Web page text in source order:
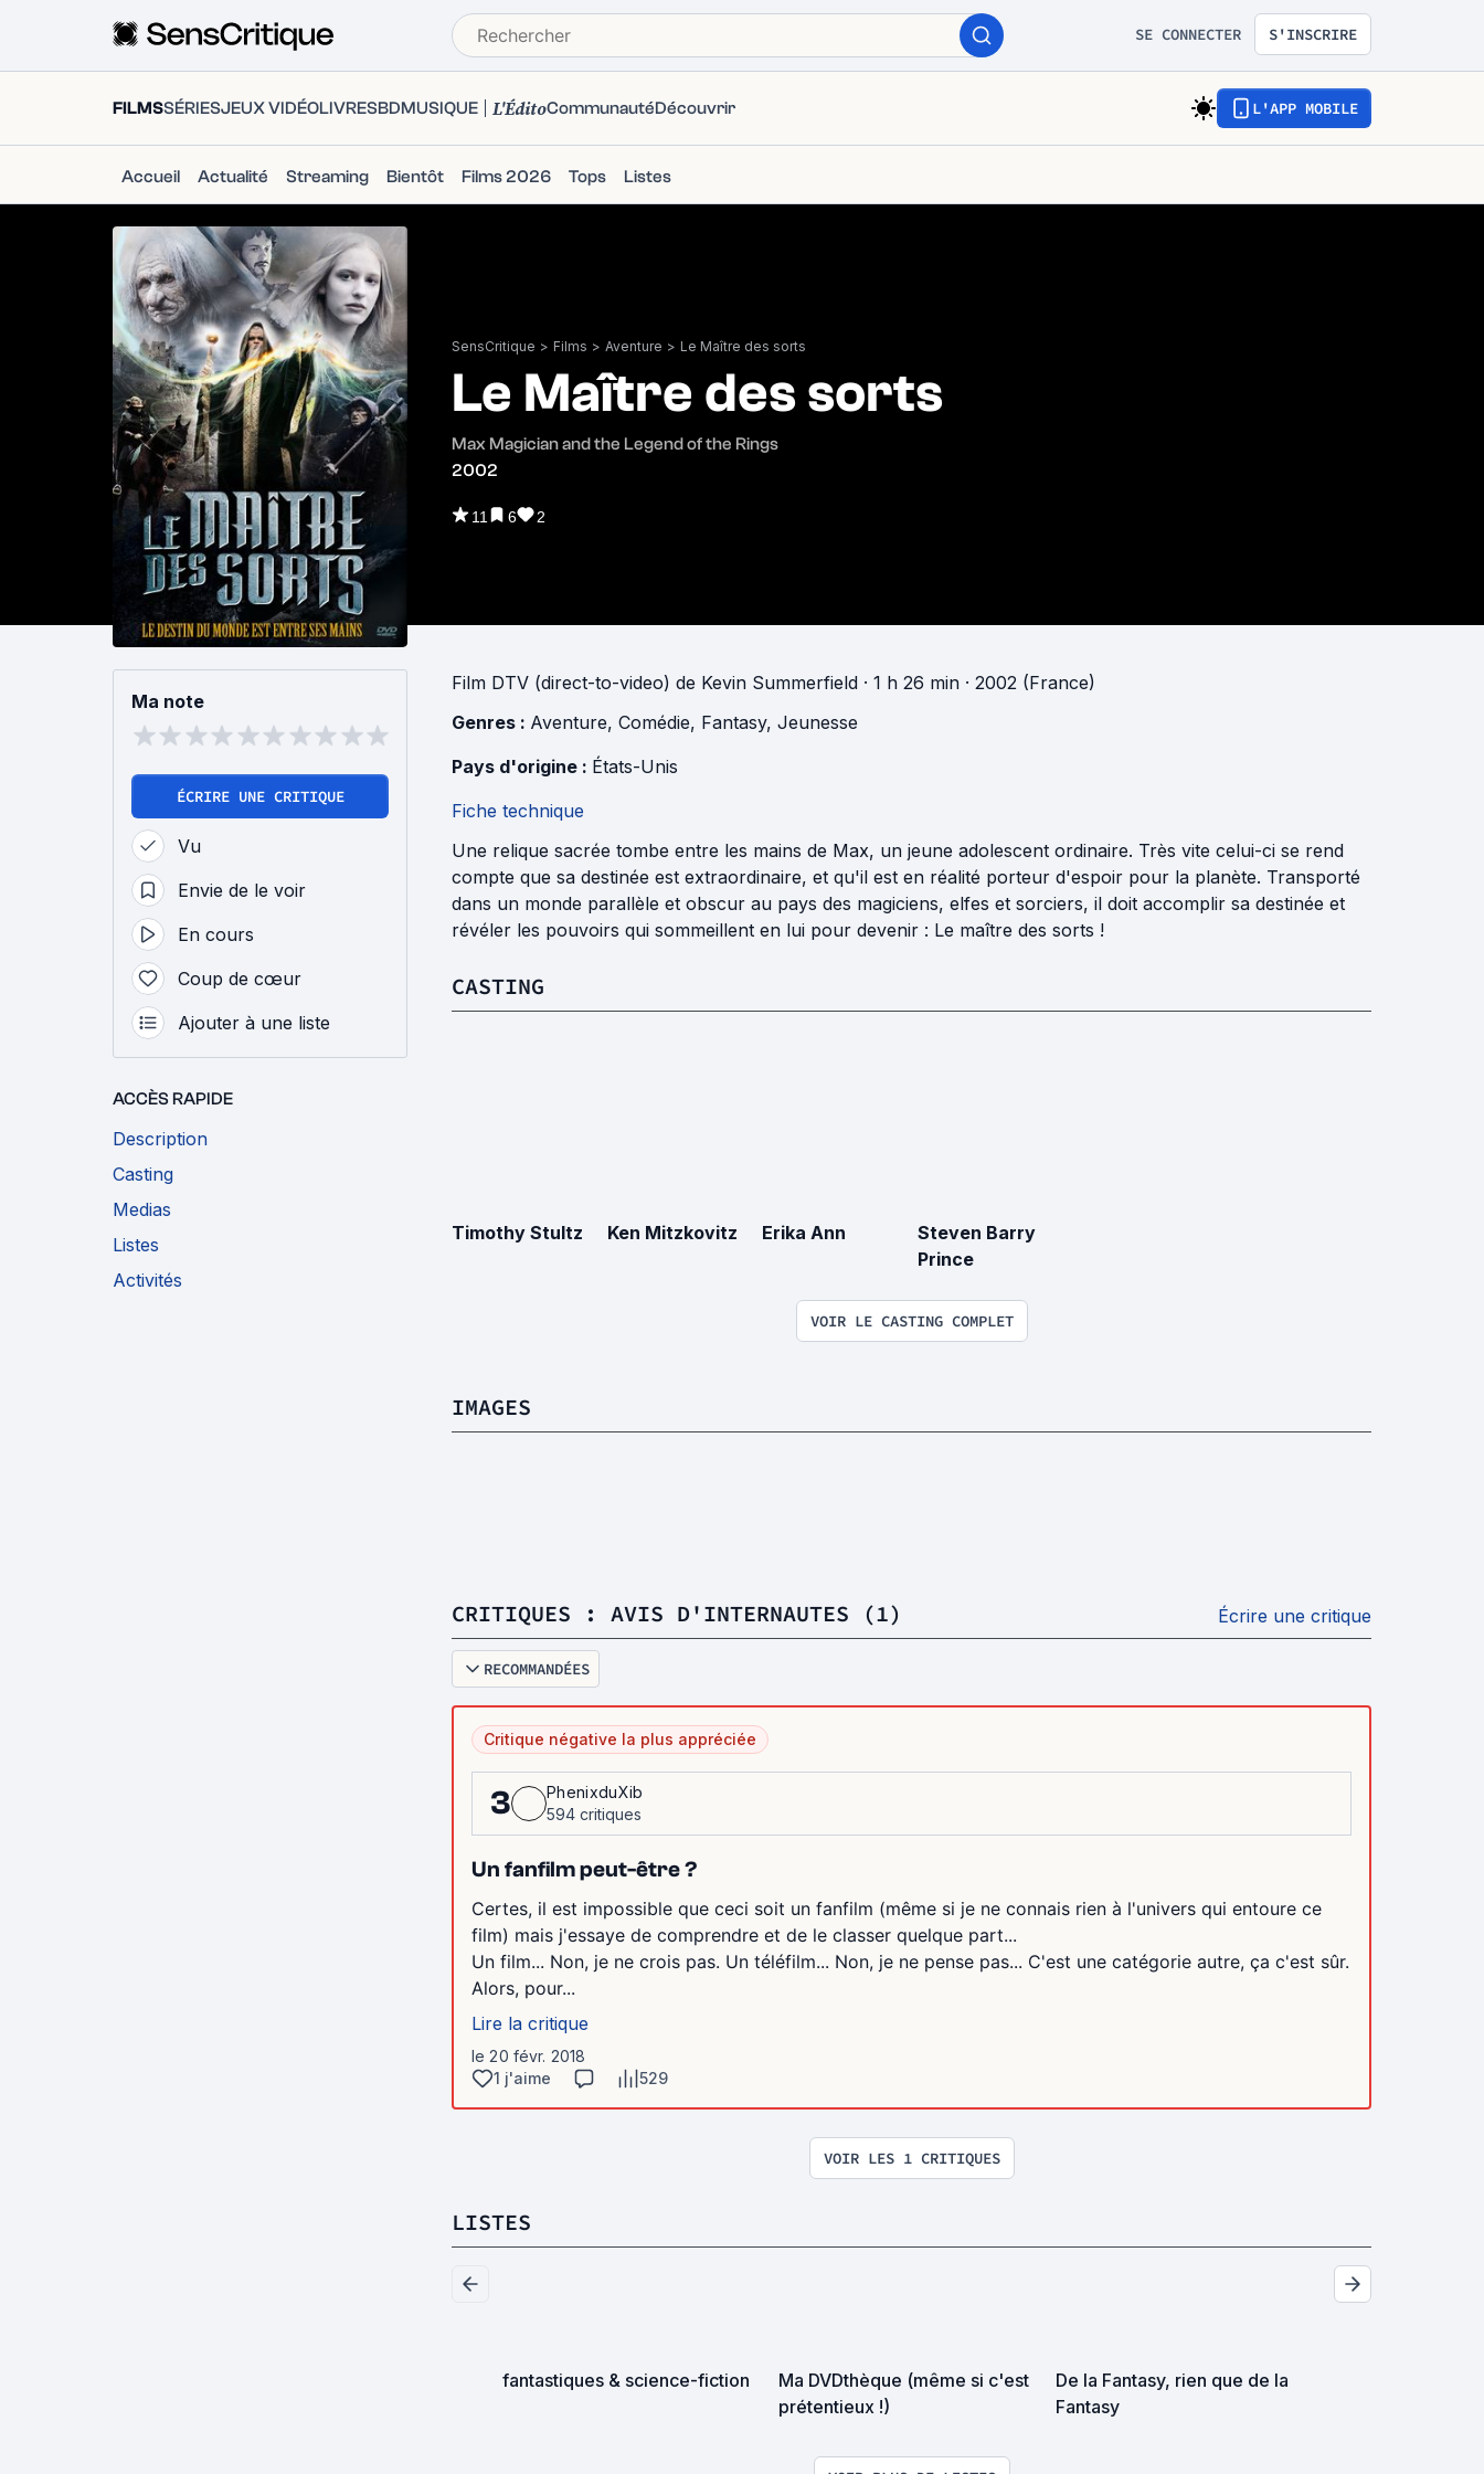
SE CONNECTER S'INSCRIRE
FILMSSÉRIESJEUX VIDÉOLIVRESBDMUSIQUE L'ÉditoCommunautéDécouvrir L'APP MOBILE
Accueil Actualité Streaming Bientôt Films 2026 Tops Listes
SensCritique > Films > Aventure > Le Maître des sorts
Le Maître des sorts
Max Magician and the Legend of the Rings
2002
11 6 2
Ma note
ÉCRIRE UNE CRITIQUE
Vu
Envie de le voir
En cours
Coup de cœur
Ajouter à une liste
ACCÈS RAPIDE
Description
Casting
Medias
Listes
Activités
Film DTV (direct-to-video) de Kevin Summerfield · 1 h 26 min · 2002 (France)
Genres : Aventure, Comédie, Fantasy, Jeunesse
Pays d'origine : États-Unis
Fiche technique
Une relique sacrée tombe entre les mains de Max, un jeune adolescent ordinaire. Très vite celui-ci se rend
compte que sa destinée est extraordinaire, et qu'il est en réalité porteur d'espoir pour la planète. Transporté
dans un monde parallèle et obscur au pays des magiciens, elfes et sorciers, il doit accomplir sa destinée et
révéler les pouvoirs qui sommeillent en lui pour devenir : Le maître des sorts !
CASTING
Timothy Stultz Ken Mitzkovitz Erika Ann
Steven Barry
Prince
VOIR LE CASTING COMPLET
IMAGES
CRITIQUES : AVIS D'INTERNAUTES (1) Écrire une critique
RECOMMANDÉES
Critique négative la plus appréciée
3
PhenixduXib
594 critiques
Un fanfilm peut-être ?
Certes, il est impossible que ceci soit un fanfilm (même si je ne connais rien à l'univers qui entoure ce
film) mais j'essaye de comprendre et de le classer quelque part...
Un film... Non, je ne crois pas. Un téléfilm... Non, je ne pense pas... C'est une catégorie autre, ça c'est sûr.
Alors, pour...
Lire la critique
le 20 févr. 2018
1 j'aime
529
VOIR LES 1 CRITIQUES
LISTES
fantastiques & science-fiction
Ma DVDthèque (même si c'est
prétentieux !)
De la Fantasy, rien que de la
Fantasy